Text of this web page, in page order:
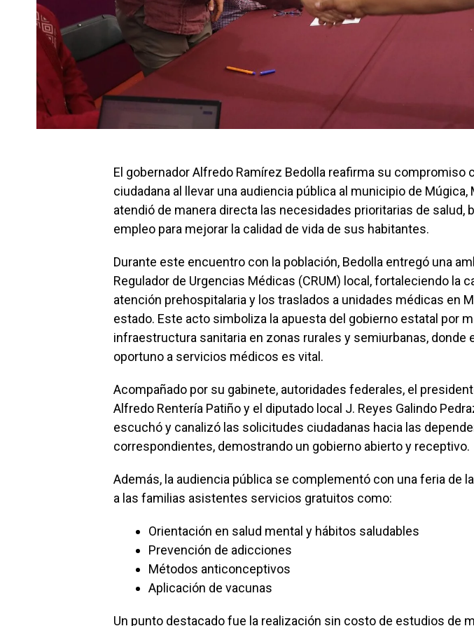
El gobernador Alfredo Ramírez Bedolla reafirma su compromiso
ciudadana al llevar una audiencia pública al municipio de Múgica,
atendió de manera directa las necesidades prioritarias de salud,
empleo para mejorar la calidad de vida de sus habitantes.
Durante este encuentro con la población, Bedolla entregó una
Regulador de Urgencias Médicas (CRUM) local, fortaleciendo la
atención prehospitalaria y los traslados a unidades médicas en
estado. Este acto simboliza la apuesta del gobierno estatal por
infraestructura sanitaria en zonas rurales y semiurbanas, donde
oportuno a servicios médicos es vital.
Acompañado por su gabinete, autoridades federales, el
Alfredo Rentería Patiño y el diputado local J. Reyes Galindo
escuchó y canalizó las solicitudes ciudadanas hacia las
correspondientes, demostrando un gobierno abierto y receptivo.
Además, la audiencia pública se complementó con una feria de
a las familias asistentes servicios gratuitos como:
Orientación en salud mental y hábitos saludables
Prevención de adicciones
Métodos anticonceptivos
Aplicación de vacunas
Un punto destacado fue la realización sin costo de estudios de